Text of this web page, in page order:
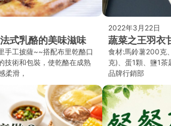
式乳酪的美味滋味
手工披薩~~搭配布里乾酪口
技術和包裝，使乾酪在成熟
柔滑，
2022年3月22日
蔬菜之王羽衣
食材:馬鈴薯200克
克)、蛋1顆、鹽1茶
品牌行銷部